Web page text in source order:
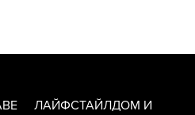
ЛАЙФСТАЙЛДОМ И